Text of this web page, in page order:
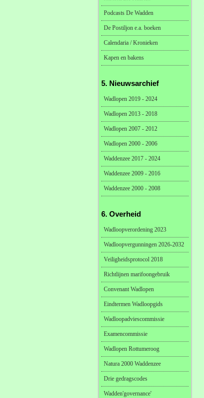
Podcasts De Wadden
De Postiljon e.a. boeken
Calendaria / Kronieken
Kapen en bakens
5. Nieuwsarchief
Wadlopen 2019 - 2024
Wadlopen 2013 - 2018
Wadlopen 2007 - 2012
Wadlopen 2000 - 2006
Waddenzee 2017 - 2024
Waddenzee 2009 - 2016
Waddenzee 2000 - 2008
6. Overheid
Wadloopverordening 2023
Wadloopvergunningen 2026-2032
Veiligheidsprotocol 2018
Richtlijnen marifoongebruik
Convenant Wadlopen
Eindtermen Wadloopgids
Wadloopadviescommissie
Examencommissie
Wadlopen Rottumeroog
Natura 2000 Waddenzee
Drie gedragscodes
Wadden'governance'